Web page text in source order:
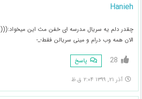
Hanieh
چقدر دلم یه سریال مدرسه ای خفن مث این میخواد:(((
الان همه وب درام و مینی سریالن فقط-_-
28 پاسخ
آذر ۲۱, ۱۳۹۹ ۲:۰۴ ق.ظ